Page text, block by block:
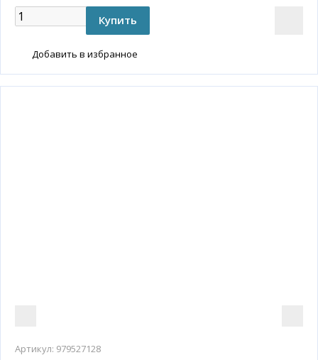
Добавить в избранное
Артикул: 979527128